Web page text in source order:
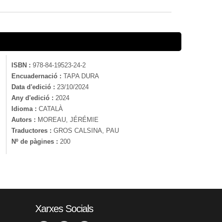
ISBN : 978-84-19523-24-2
Encuadernació : TAPA DURA
Data d'edició : 23/10/2024
Any d'edició : 2024
Idioma : CATALÀ
Autors : MOREAU, JÉRÉMIE
Traductores : GROS CALSINA, PAU
Nº de pàgines : 200
Xarxes Socials